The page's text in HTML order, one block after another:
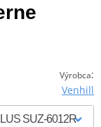
Výrobca:
Venhill